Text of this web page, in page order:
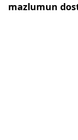
mazlumun